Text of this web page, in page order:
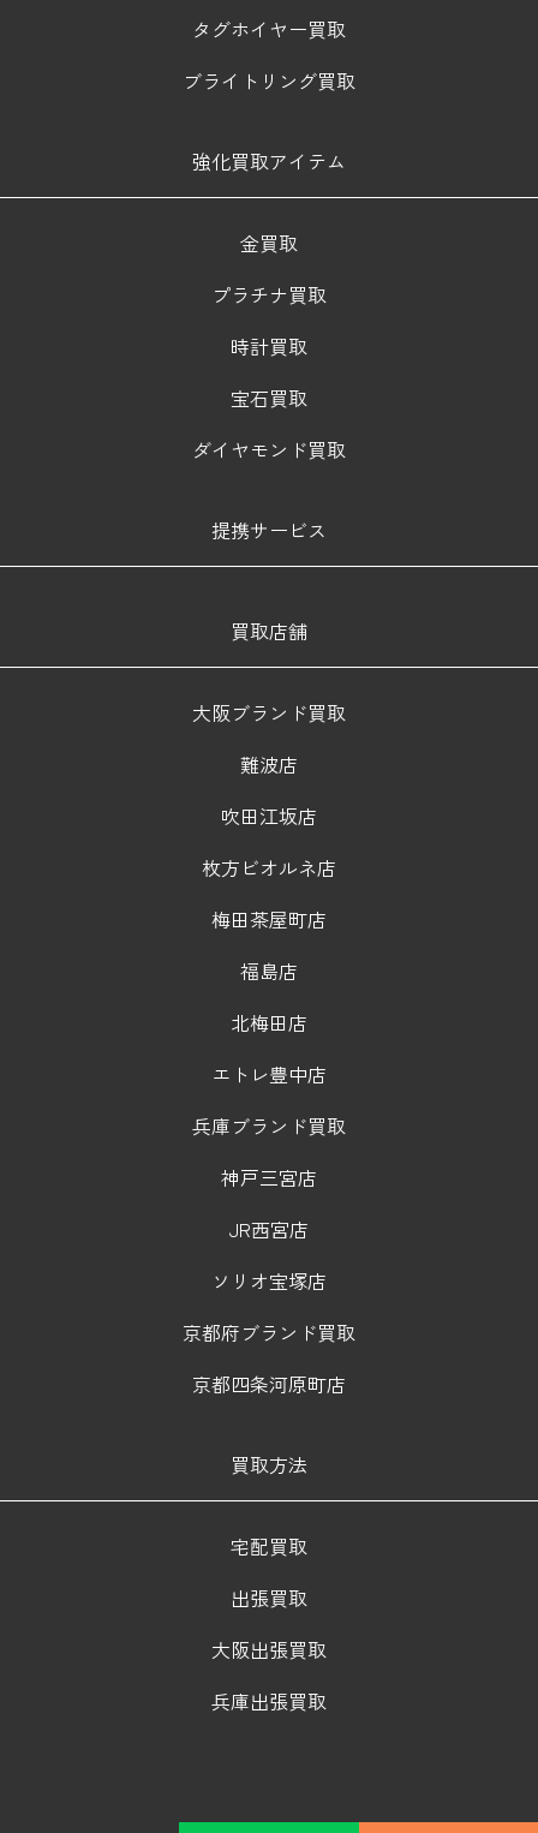
タグホイヤー買取
ブライトリング買取
強化買取アイテム
金買取
プラチナ買取
時計買取
宝石買取
ダイヤモンド買取
提携サービス
買取店舗
大阪ブランド買取
難波店
吹田江坂店
枚方ビオルネ店
梅田茶屋町店
福島店
北梅田店
エトレ豊中店
兵庫ブランド買取
神戸三宮店
JR西宮店
ソリオ宝塚店
京都府ブランド買取
京都四条河原町店
買取方法
宅配買取
出張買取
大阪出張買取
兵庫出張買取